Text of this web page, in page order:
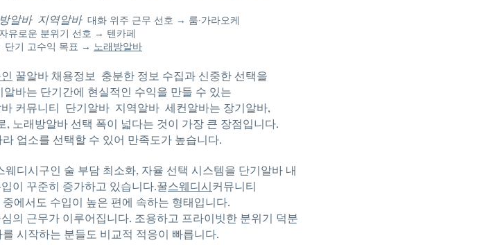
알바 지역알바 대화 위주 근무 선호 → 룸·가라오케
유로운 분위기 선호 → 텐카페
단기 고수익 목표 → 노래방알바
꿀알바 채용정보 충분한 정보 수집과 신중한 선택을
바는 단기간에 현실적인 수익을 만들 수 있는
커뮤니티 단기알바 지역알바 세컨알바는 장기알바,
, 노래방알바 선택 폭이 넓다는 것이 가장 큰 장점입니다.
업소를 선택할 수 있어 만족도가 높습니다.
웨디시구인 술 부담 최소화, 자율 선택 시스템을 단기알바 내
이 꾸준히 증가하고 있습니다.꿀스웨디시커뮤니티
에서도 수입이 높은 편에 속하는 형태입니다.
의 근무가 이루어집니다. 조용하고 프라이빗한 분위기 덕분
시작하는 분들도 비교적 적응이 빠릅니다.